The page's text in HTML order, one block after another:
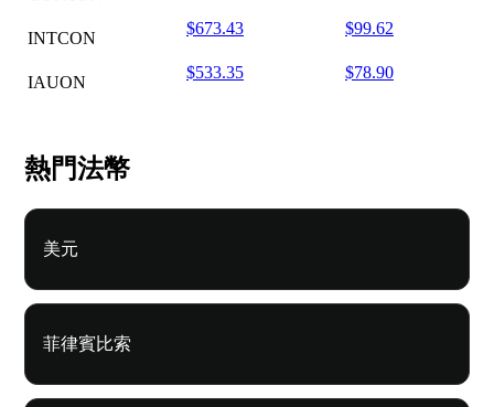
INTCON
$673.43 $99.62
IAUON
$533.35 $78.90
熱門法幣
美元
菲律賓比索